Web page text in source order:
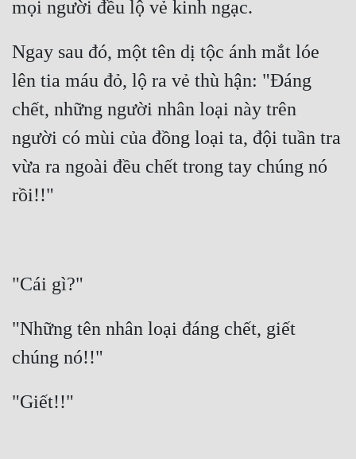
Ngay sau đó, một tên dị tộc ánh mắt lóe
lên tia máu đỏ, lộ ra vẻ thù hận: "Đáng
chết, những người nhân loại này trên
người có mùi của đồng loại ta, đội tuần tra
vừa ra ngoài đều chết trong tay chúng nó
"Những tên nhân loại đáng chết, giết